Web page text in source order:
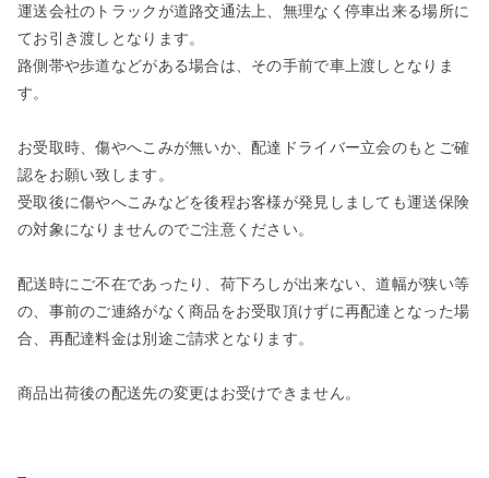
運送会社のトラックが道路交通法上、無理なく停車出来る場所に
てお引き渡しとなります。
路側帯や歩道などがある場合は、その手前で車上渡しとなりま
す。
お受取時、傷やへこみが無いか、配達ドライバー立会のもとご確
認をお願い致します。
受取後に傷やへこみなどを後程お客様が発見しましても運送保険
の対象になりませんのでご注意ください。
配送時にご不在であったり、荷下ろしが出来ない、道幅が狭い等
の、事前のご連絡がなく商品をお受取頂けずに再配達となった場
合、再配達料金は別途ご請求となります。
商品出荷後の配送先の変更はお受けできません。